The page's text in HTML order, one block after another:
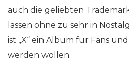
auch die geliebten
lassen ohne zu sehr in
ist „X“ ein Album für Fans
werden wollen.